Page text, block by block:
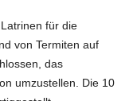
für die
von Termiten auf
das
umzustellen. Die 10